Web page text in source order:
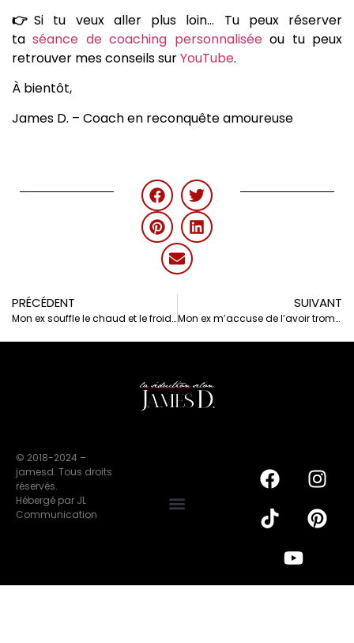
👉Si tu veux aller plus loin… Tu peux réserver
taséance de coaching personnaliséeou tu peux
retrouver mes conseils surYouTube.
À bientôt,
James D. – Coach en reconquête amoureuse
PRÉCÉDENT
Mon ex souffle le chaud et le froid – Pourquoi ce comportement ?
SUIVANT
Mon ex m’accuse de l’avoir trompé – Comment réagir ?
© 2018-2024 –
jamesd. Tous droits
réservés.
Hébergé par JL
Communication